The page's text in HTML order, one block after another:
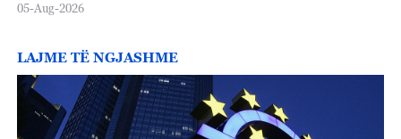
05-Aug-2026
LAJME TË NGJASHME